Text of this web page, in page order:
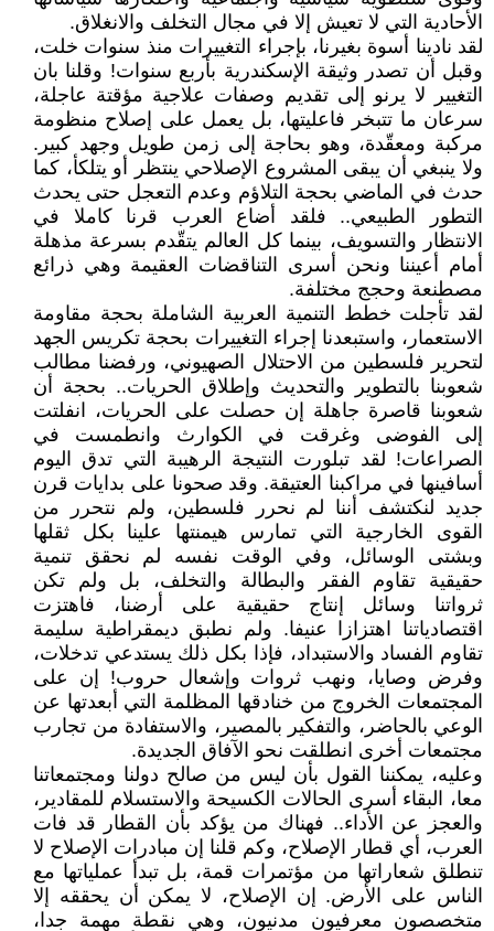
الأحادية التي لا تعيش إلا في مجال التخلف والانغلاق.
لقد نادينا أسوة بغيرنا، بإجراء التغييرات منذ سنوات خلت،
وقبل أن تصدر وثيقة الإسكندرية بأربع سنوات! وقلنا بان
التغيير لا يرنو إلى تقديم وصفات علاجية مؤقتة عاجلة،
سرعان ما تتبخر فاعليتها، بل يعمل على إصلاح منظومة
مركبة ومعقّدة، وهو بحاجة إلى زمن طويل وجهد كبير.
ولا ينبغي أن يبقى المشروع الإصلاحي ينتظر أو يتلكأ، كما
حدث في الماضي بحجة التلاؤم وعدم التعجل حتى يحدث
التطور الطبيعي.. فلقد أضاع العرب قرنا كاملا في
الانتظار والتسويف، بينما كل العالم يتقّدم بسرعة مذهلة
أمام أعيننا ونحن أسرى التناقضات العقيمة وهي ذرائع
مصطنعة وحجج مختلفة.
لقد تأجلت خطط التنمية العربية الشاملة بحجة مقاومة
الاستعمار، واستبعدنا إجراء التغييرات بحجة تكريس الجهد
لتحرير فلسطين من الاحتلال الصهيوني، ورفضنا مطالب
شعوبنا بالتطوير والتحديث وإطلاق الحريات.. بحجة أن
شعوبنا قاصرة جاهلة إن حصلت على الحريات، انفلتت
إلى الفوضى وغرقت في الكوارث وانطمست في
الصراعات! لقد تبلورت النتيجة الرهيبة التي تدق اليوم
أسافينها في مراكبنا العتيقة. وقد صحونا على بدايات قرن
جديد لنكتشف أننا لم نحرر فلسطين، ولم نتحرر من
القوى الخارجية التي تمارس هيمنتها علينا بكل ثقلها
وبشتى الوسائل، وفي الوقت نفسه لم نحقق تنمية
حقيقية تقاوم الفقر والبطالة والتخلف، بل ولم تكن
ثرواتنا وسائل إنتاج حقيقية على أرضنا، فاهتزت
اقتصادياتنا اهتزازا عنيفا. ولم نطبق ديمقراطية سليمة
تقاوم الفساد والاستبداد، فإذا بكل ذلك يستدعي تدخلات،
وفرض وصايا، ونهب ثروات وإشعال حروب! إن على
المجتمعات الخروج من خنادقها المظلمة التي أبعدتها عن
الوعي بالحاضر، والتفكير بالمصير، والاستفادة من تجارب
مجتمعات أخرى انطلقت نحو الآفاق الجديدة.
وعليه، يمكننا القول بأن ليس من صالح دولنا ومجتمعاتنا
معا، البقاء أسرى الحالات الكسيحة والاستسلام للمقادير،
والعجز عن الأداء.. فهناك من يؤكد بأن القطار قد فات
العرب، أي قطار الإصلاح، وكم قلنا إن مبادرات الإصلاح لا
تنطلق شعاراتها من مؤتمرات قمة، بل تبدأ عملياتها مع
الناس على الأرض. إن الإصلاح، لا يمكن أن يحققه إلا
متخصصون معرفيون مدنيون، وهي نقطة مهمة جدا،